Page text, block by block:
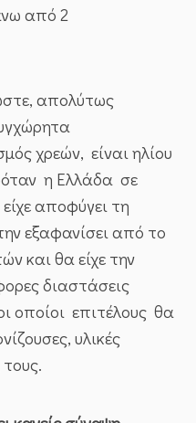
από 2
απολύτως
χρεών, είναι ηλίου
η Ελλάδα σε
αποφύγει τη
εξαφανίσει από το
και θα είχε την
διαστάσεις
οποίοι επιτέλους θα
υλικές